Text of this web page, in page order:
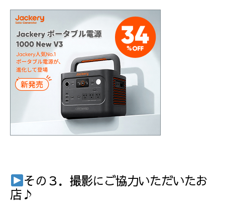
その３．撮影にご協力いただいたお
店♪